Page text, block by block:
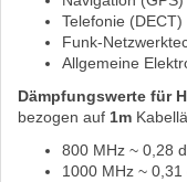
Telefonie (DECT)
Funk-
Allgemeine
Dämpfungswerte für
bezogen auf 1m
800 MHz ~ 0,28
1000 MHz ~ 0,31